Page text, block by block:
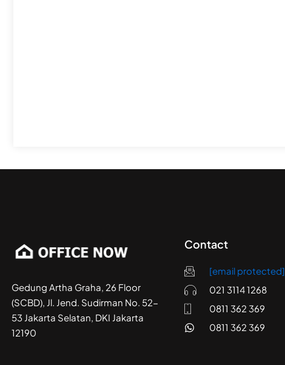
Gedung Artha Graha, 26 Floor
(SCBD), Jl. Jend. Sudirman No. 52-
53 Jakarta Selatan, DKI Jakarta
12190
Contact
[email protected]
021 3114 1268
0811 362 369
0811 362 369